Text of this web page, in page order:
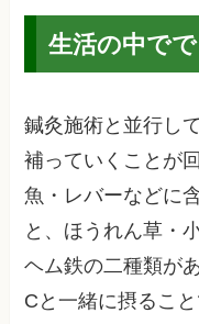
生活の中で
鍼灸施術と並行し
補っていくことが
魚・レバーなどに
と、ほうれん草・
ヘム鉄の二種類が
Cと一緒に摂るこ